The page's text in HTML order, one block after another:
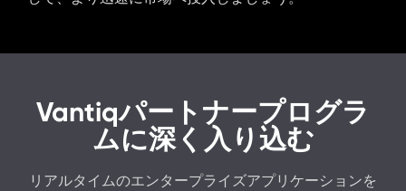
Vantiqパートナープログラ
ムに深く入り込む
リアルタイムのエンタープライズアプリケーションを